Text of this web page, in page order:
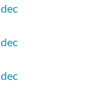
dec
dec
dec